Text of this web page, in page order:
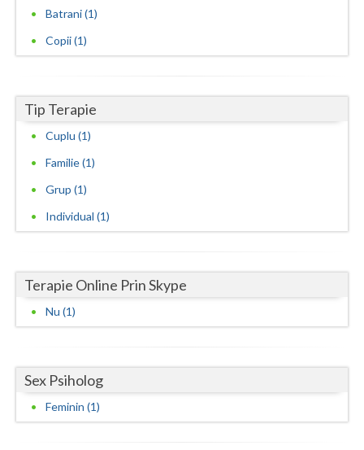
Prahova
Satu-Mare
Suceava
Teleorman
Tulcea
Valcea
Vrancea
Batrani (1)
Copii (1)
Tip Terapie
Cuplu (1)
Familie (1)
Grup (1)
Individual (1)
Terapie Online Prin Skype
Nu (1)
Sex Psiholog
Feminin (1)